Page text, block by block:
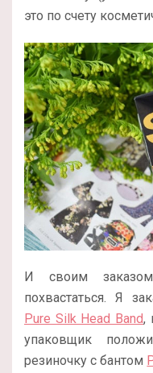
это по счету
И своим
похвастаться. Я
Pure Silk Head Band,
упаковщик
резиночку с бантом